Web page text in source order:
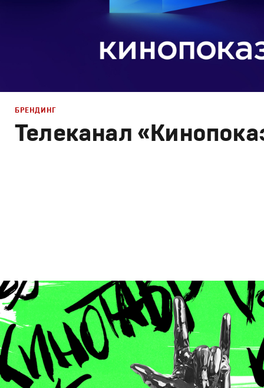
Телеканал
Брендинг,Дизайн
Брендинг телеканалов,Моушн-дизайн
БРЕНДИНГ